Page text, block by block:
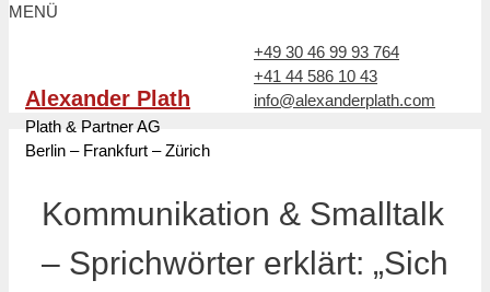
MENÜ
Alexander Plath
Plath & Partner AG
Berlin – Frankfurt – Zürich
+49 30 46 99 93 764
+41 44 586 10 43
info@alexanderplath.com
Kommunikation & Smalltalk
– Sprichwörter erklärt: „Sich